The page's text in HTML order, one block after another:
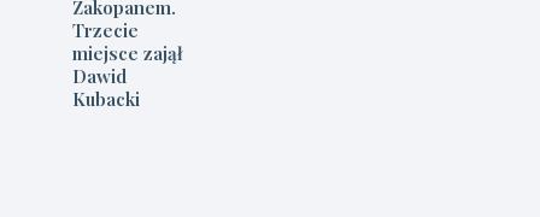
Zakopanem.
Trzecie
miejsce zajął
Dawid
Kubacki